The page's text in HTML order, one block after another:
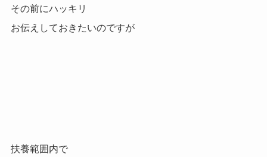
その前にハッキリ
お伝えしておきたいのですが
扶養範囲内で